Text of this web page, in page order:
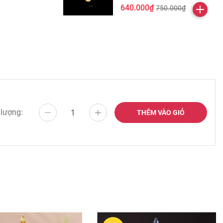
những loài trùng khác, mà chỉ tạm đến
640.000₫ 750.000₫
THÊM VÀO GIỎ